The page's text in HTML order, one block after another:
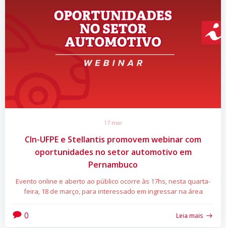
17 mar
CIn-UFPE e Stellantis promovem webinar com
oportunidades no setor automotivo em
Pernambuco
Evento online e aberto ao público ocorre às 17hs, nesta quarta-
feira, 18 de março, para interessado em ingressar na área
0 Leia mais